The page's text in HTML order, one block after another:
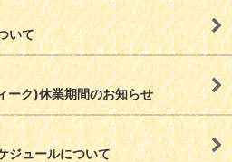
いて
ク)休業期間のお知らせ
ジュールについて